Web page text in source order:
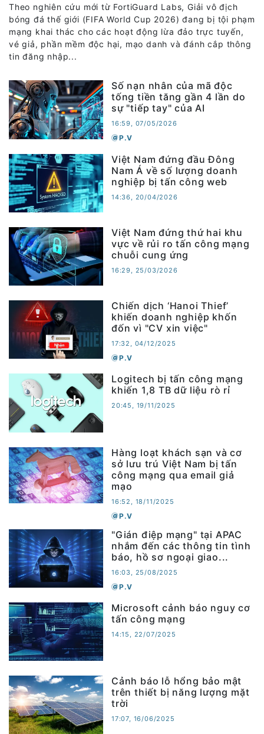
Theo nghiên cứu mới từ FortiGuard Labs, Giải vô địch
bóng đá thế giới (FIFA World Cup 2026) đang bị tội phạm
mạng khai thác cho các hoạt động lừa đảo trực tuyến,
vé giả, phần mềm độc hại, mạo danh và đánh cắp thông
tin đăng nhập...
Số nạn nhân của mã độc
tống tiền tăng gần 4 lần do
sự "tiếp tay" của AI
16:59, 07/05/2026
P.V
Việt Nam đứng đầu Đông
Nam Á về số lượng doanh
nghiệp bị tấn công web
14:36, 20/04/2026
Việt Nam đứng thứ hai khu
vực về rủi ro tấn công mạng
chuỗi cung ứng
16:29, 25/03/2026
Chiến dịch ‘Hanoi Thief’
khiến doanh nghiệp khốn
đốn vì "CV xin việc"
17:32, 04/12/2025
P.V
Logitech bị tấn công mạng
khiến 1,8 TB dữ liệu rò rỉ
20:45, 19/11/2025
Hàng loạt khách sạn và cơ
sở lưu trú Việt Nam bị tấn
công mạng qua email giả
mạo
16:52, 18/11/2025
P.V
"Gián điệp mạng" tại APAC
nhắm đến các thông tin tình
báo, hồ sơ ngoại giao...
16:03, 25/08/2025
P.V
Microsoft cảnh báo nguy cơ
tấn công mạng
14:15, 22/07/2025
Cảnh báo lỗ hổng bảo mật
trên thiết bị năng lượng mặt
trời
17:07, 16/06/2025